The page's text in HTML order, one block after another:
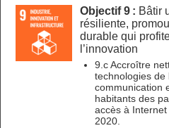
Objectif 9 : Bâtir
résiliente,
durable qui
l’innovation
9.c Accroître
technologies de
communication
habitants des
accès à Internet
2020.